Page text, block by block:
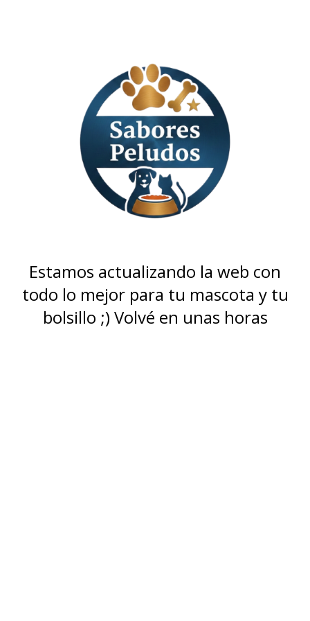
Estamos actualizando la web con
todo lo mejor para tu mascota y tu
bolsillo ;) Volvé en unas horas